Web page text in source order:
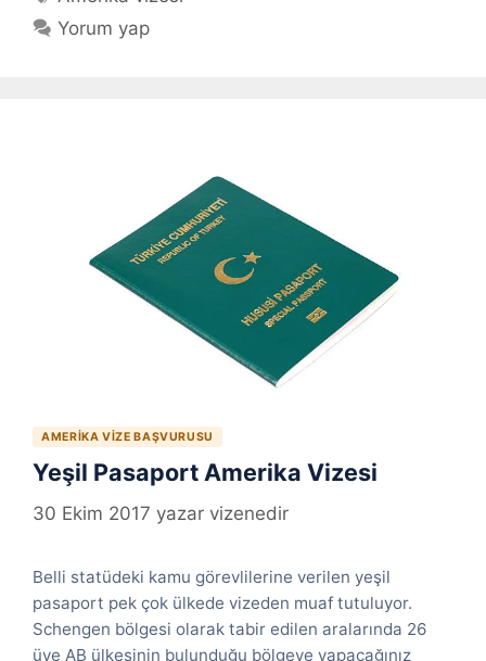
Yorum yap
AMERIKA VIZE BAŞVURUSU
Yeşil Pasaport Amerika Vizesi
30 Ekim 2017 yazar vizenedir
Belli statüdeki kamu görevlilerine verilen yeşil
pasaport pek çok ülkede vizeden muaf tutuluyor.
Schengen bölgesi olarak tabir edilen aralarında 26
üye AB ülkesinin bulunduğu bölgeye yapacağınız